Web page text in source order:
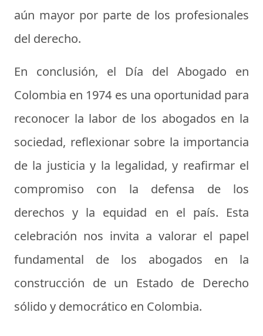
aún mayor por parte de los profesionales
del derecho.
En conclusión, el Día del Abogado en
Colombia en 1974 es una oportunidad para
reconocer la labor de los abogados en la
sociedad, reflexionar sobre la importancia
de la justicia y la legalidad, y reafirmar el
compromiso con la defensa de los
derechos y la equidad en el país. Esta
celebración nos invita a valorar el papel
fundamental de los abogados en la
construcción de un Estado de Derecho
sólido y democrático en Colombia.